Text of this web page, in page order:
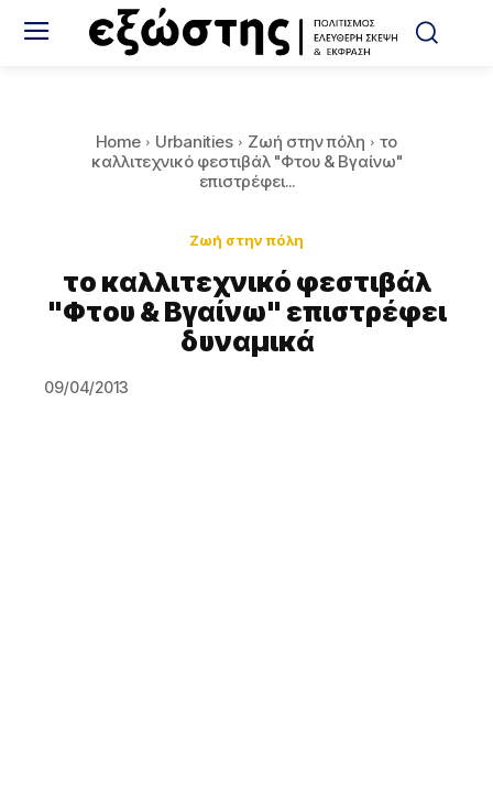
Home Urbanities Ζωή στην πόλη
το
καλλιτεχνικό φεστιβάλ "Φτου & Βγαίνω"
επιστρέφει...
Ζωή στην πόλη
το καλλιτεχνικό φεστιβάλ
"Φτου & Βγαίνω" επιστρέφει
δυναμικά
09/04/2013